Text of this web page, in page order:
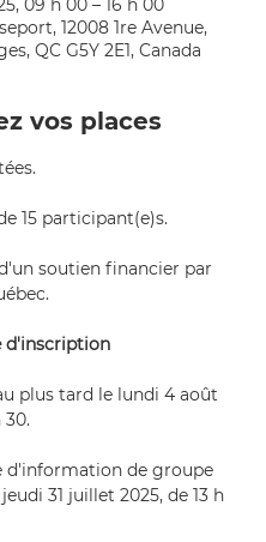
09 h 00 – 16 h 00
12008 1re Avenue,
QC G5Y 2E1, Canada
vos places
15 participant(e)s.
soutien financier par
d'inscription
plus tard le lundi 4 août
30.
d'information de groupe
31 juillet 2025, de 13 h